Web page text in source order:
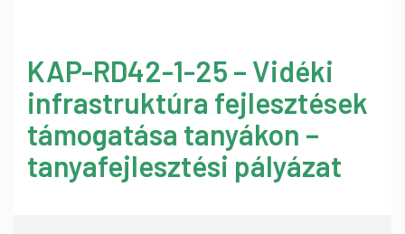
KAP-RD42-1-25 – Vidéki
infrastruktúra fejlesztések
támogatása tanyákon –
tanyafejlesztési pályázat